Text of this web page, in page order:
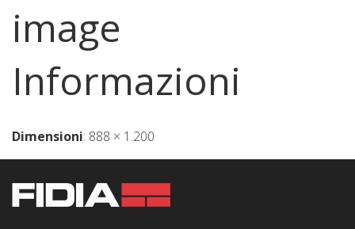
image
Informazioni
Dimensioni: 888 × 1.200